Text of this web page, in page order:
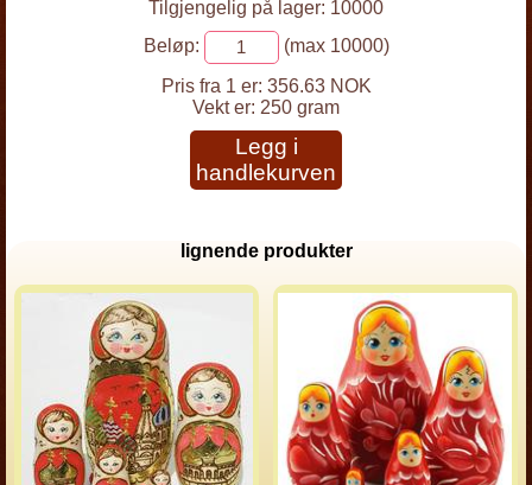
Tilgjengelig på lager: 10000
Beløp:
(max 10000)
Pris fra 1 er: 356.63 NOK
Vekt er: 250 gram
Legg i
handlekurven
lignende produkter